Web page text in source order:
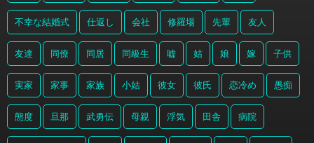
不幸な結婚式 仕返し 会社 修羅場 先輩 友人
友達 同僚 同居 同級生 嘘 姑 娘 嫁 子供
実家 家事 家族 小姑 彼女 彼氏 恋冷め 愚痴
態度 旦那 武勇伝 母親 浮気 田舎 病院